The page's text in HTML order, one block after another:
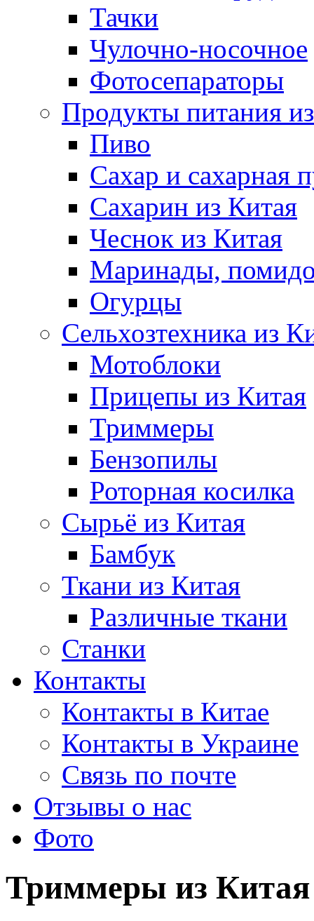
Тачки
Чулочно-носочное
Фотосепараторы
Продукты питания
Пиво
Сахар и сахарная
Сахарин из Китая
Чеснок из Китая
Маринады,
Огурцы
Сельхозтехника из
Мотоблоки
Прицепы из Китая
Триммеры
Бензопилы
Роторная косилка
Сырьё из Китая
Бамбук
Ткани из Китая
Различные ткани
Станки
Контакты
Контакты в Китае
Контакты в Украине
Связь по почте
Отзывы о нас
Фото
Триммеры из Китая